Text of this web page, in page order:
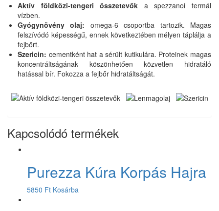
Aktív földközi-tengeri összetevők a spezzanoi termál
vízben.
Gyógynövény olaj: omega-6 csoportba tartozik. Magas
felszívódó képességű, ennek következtében mélyen táplálja a
fejbőrt.
Szericin: cementként hat a sérült kutikulára. Proteinek magas
koncentráltságának köszönhetően közvetlen hidratáló
hatással bír. Fokozza a fejbőr hidratáltságát.
Kapcsolódó termékek
Purezza Kúra Korpás Hajra
5850 Ft Kosárba